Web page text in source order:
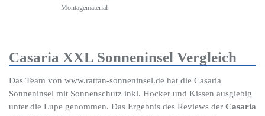
Montagematerial
Casaria XXL Sonneninsel Vergleich
Das Team von www.rattan-sonneninsel.de hat die Casaria
Sonneninsel mit Sonnenschutz inkl. Hocker und Kissen ausgiebig
unter die Lupe genommen. Das Ergebnis des Reviews der Casaria